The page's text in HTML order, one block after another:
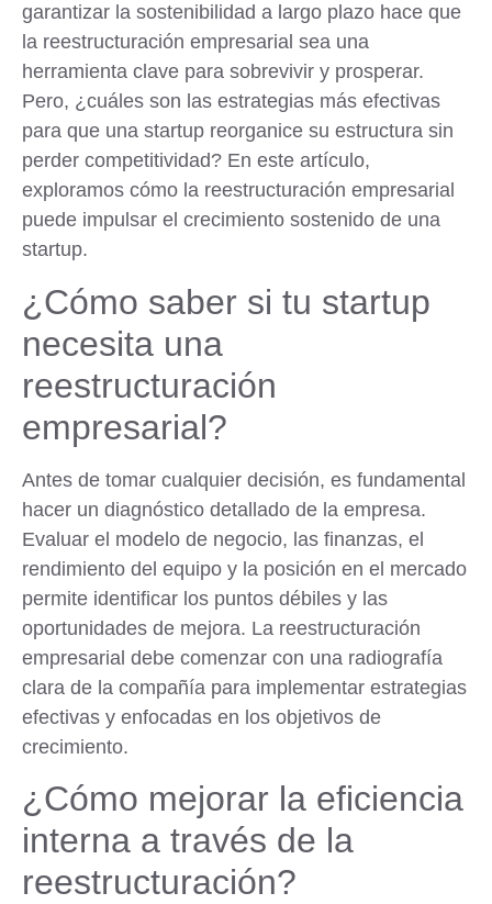
garantizar la sostenibilidad a largo plazo hace que
la reestructuración empresarial sea una
herramienta clave para sobrevivir y prosperar.
Pero, ¿cuáles son las estrategias más efectivas
para que una startup reorganice su estructura sin
perder competitividad? En este artículo,
exploramos cómo la reestructuración empresarial
puede impulsar el crecimiento sostenido de una
startup.
¿Cómo saber si tu startup
necesita una
reestructuración
empresarial?
Antes de tomar cualquier decisión, es fundamental
hacer un diagnóstico detallado de la empresa.
Evaluar el modelo de negocio, las finanzas, el
rendimiento del equipo y la posición en el mercado
permite identificar los puntos débiles y las
oportunidades de mejora. La reestructuración
empresarial debe comenzar con una radiografía
clara de la compañía para implementar estrategias
efectivas y enfocadas en los objetivos de
crecimiento.
¿Cómo mejorar la eficiencia
interna a través de la
reestructuración?